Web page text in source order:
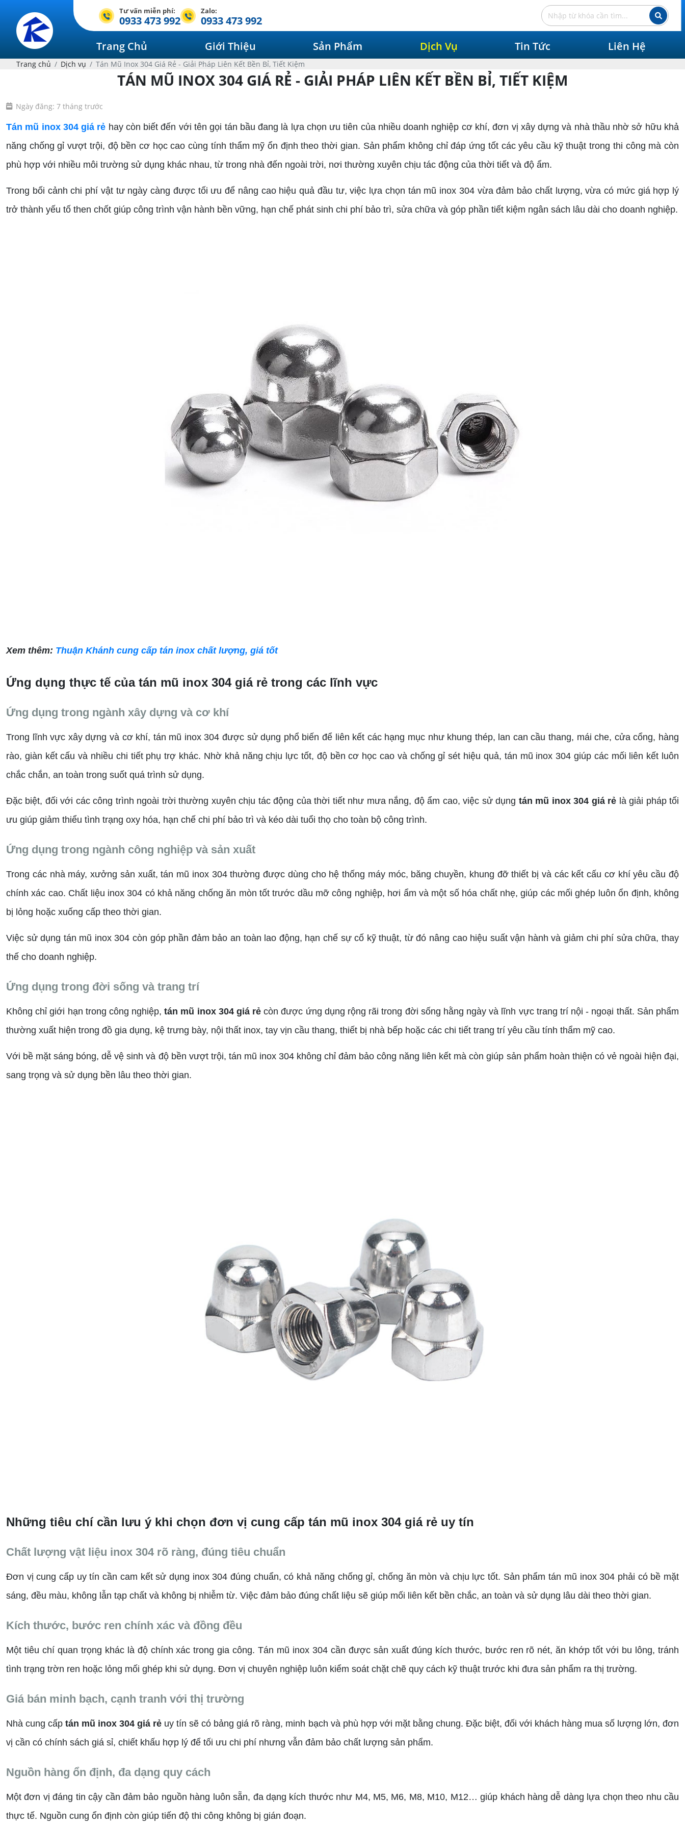
Tư vấn miễn phí:
0933 473 992
Zalo:
0933 473 992
Trang Chủ
Giới Thiệu Sản Phẩm Dịch Vụ Tin Tức Liên Hệ
Trang chủ Dịch vụ Tán Mũ Inox 304 Giá Rẻ - Giải Pháp Liên Kết Bền Bỉ, Tiết Kiệm
TÁN MŨ INOX 304 GIÁ RẺ - GIẢI PHÁP LIÊN KẾT BỀN BỈ, TIẾT KIỆM
Ngày đăng: 7 tháng trước
Tán mũ inox 304 giá rẻ hay còn biết đến với tên gọi tán bầu đang là lựa chọn ưu tiên của nhiều doanh nghiệp cơ khí, đơn vị xây dựng và nhà thầu nhờ sở hữu khả
năng chống gỉ vượt trội, độ bền cơ học cao cùng tính thẩm mỹ ổn định theo thời gian. Sản phẩm không chỉ đáp ứng tốt các yêu cầu kỹ thuật trong thi công mà còn
phù hợp với nhiều môi trường sử dụng khác nhau, từ trong nhà đến ngoài trời, nơi thường xuyên chịu tác động của thời tiết và độ ẩm.
Trong bối cảnh chi phí vật tư ngày càng được tối ưu để nâng cao hiệu quả đầu tư, việc lựa chọn tán mũ inox 304 vừa đảm bảo chất lượng, vừa có mức giá hợp lý
trở thành yếu tố then chốt giúp công trình vận hành bền vững, hạn chế phát sinh chi phí bảo trì, sửa chữa và góp phần tiết kiệm ngân sách lâu dài cho doanh nghiệp.
Xem thêm: Thuận Khánh cung cấp tán inox chất lượng, giá tốt
Ứng dụng thực tế của tán mũ inox 304 giá rẻ trong các lĩnh vực
Ứng dụng trong ngành xây dựng và cơ khí
Trong lĩnh vực xây dựng và cơ khí, tán mũ inox 304 được sử dụng phổ biến để liên kết các hạng mục như khung thép, lan can cầu thang, mái che, cửa cổng, hàng
rào, giàn kết cấu và nhiều chi tiết phụ trợ khác. Nhờ khả năng chịu lực tốt, độ bền cơ học cao và chống gỉ sét hiệu quả, tán mũ inox 304 giúp các mối liên kết luôn
chắc chắn, an toàn trong suốt quá trình sử dụng.
Đặc biệt, đối với các công trình ngoài trời thường xuyên chịu tác động của thời tiết như mưa nắng, độ ẩm cao, việc sử dụng tán mũ inox 304 giá rẻ là giải pháp tối
ưu giúp giảm thiểu tình trạng oxy hóa, hạn chế chi phí bảo trì và kéo dài tuổi thọ cho toàn bộ công trình.
Ứng dụng trong ngành công nghiệp và sản xuất
Trong các nhà máy, xưởng sản xuất, tán mũ inox 304 thường được dùng cho hệ thống máy móc, băng chuyền, khung đỡ thiết bị và các kết cấu cơ khí yêu cầu độ
chính xác cao. Chất liệu inox 304 có khả năng chống ăn mòn tốt trước dầu mỡ công nghiệp, hơi ẩm và một số hóa chất nhẹ, giúp các mối ghép luôn ổn định, không
bị lỏng hoặc xuống cấp theo thời gian.
Việc sử dụng tán mũ inox 304 còn góp phần đảm bảo an toàn lao động, hạn chế sự cố kỹ thuật, từ đó nâng cao hiệu suất vận hành và giảm chi phí sửa chữa, thay
thế cho doanh nghiệp.
Ứng dụng trong đời sống và trang trí
Không chỉ giới hạn trong công nghiệp,tán mũ inox 304 giá rẻ còn được ứng dụng rộng rãi trong đời sống hằng ngày và lĩnh vực trang trí nội - ngoại thất. Sản phẩm
thường xuất hiện trong đồ gia dụng, kệ trưng bày, nội thất inox, tay vịn cầu thang, thiết bị nhà bếp hoặc các chi tiết trang trí yêu cầu tính thẩm mỹ cao.
Với bề mặt sáng bóng, dễ vệ sinh và độ bền vượt trội, tán mũ inox 304 không chỉ đảm bảo công năng liên kết mà còn giúp sản phẩm hoàn thiện có vẻ ngoài hiện đại,
sang trọng và sử dụng bền lâu theo thời gian.
Những tiêu chí cần lưu ý khi chọn đơn vị cung cấp tán mũ inox 304 giá rẻ uy tín
Chất lượng vật liệu inox 304 rõ ràng, đúng tiêu chuẩn
Đơn vị cung cấp uy tín cần cam kết sử dụng inox 304 đúng chuẩn, có khả năng chống gỉ, chống ăn mòn và chịu lực tốt. Sản phẩm tán mũ inox 304 phải có bề mặt
sáng, đều màu, không lẫn tạp chất và không bị nhiễm từ. Việc đảm bảo đúng chất liệu sẽ giúp mối liên kết bền chắc, an toàn và sử dụng lâu dài theo thời gian.
Kích thước, bước ren chính xác và đồng đều
Một tiêu chí quan trọng khác là độ chính xác trong gia công. Tán mũ inox 304 cần được sản xuất đúng kích thước, bước ren rõ nét, ăn khớp tốt với bu lông, tránh
tình trạng trờn ren hoặc lỏng mối ghép khi sử dụng. Đơn vị chuyên nghiệp luôn kiểm soát chặt chẽ quy cách kỹ thuật trước khi đưa sản phẩm ra thị trường.
Giá bán minh bạch, cạnh tranh với thị trường
Nhà cung cấptán mũ inox 304 giá rẻ uy tín sẽ có bảng giá rõ ràng, minh bạch và phù hợp với mặt bằng chung. Đặc biệt, đối với khách hàng mua số lượng lớn, đơn
vị cần có chính sách giá sỉ, chiết khấu hợp lý để tối ưu chi phí nhưng vẫn đảm bảo chất lượng sản phẩm.
Nguồn hàng ổn định, đa dạng quy cách
Một đơn vị đáng tin cậy cần đảm bảo nguồn hàng luôn sẵn, đa dạng kích thước như M4, M5, M6, M8, M10, M12… giúp khách hàng dễ dàng lựa chọn theo nhu cầu
thực tế. Nguồn cung ổn định còn giúp tiến độ thi công không bị gián đoạn.